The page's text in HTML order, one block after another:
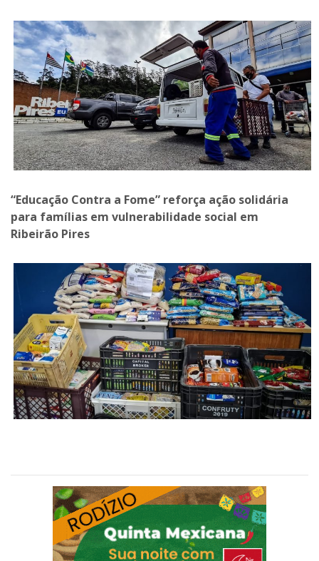
“Educação Contra a Fome” reforça ação solidária
para famílias em vulnerabilidade social em
Ribeirão Pires